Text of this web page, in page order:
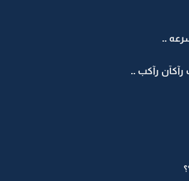
..
رآكب ..